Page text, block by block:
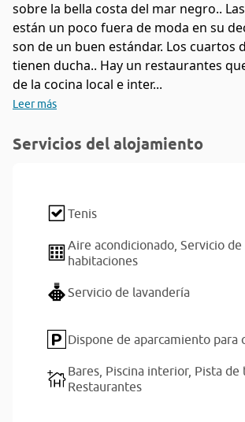
sobre la bella costa del mar negro..
están un poco fuera de moda en su
son de un buen estándar. Los cuartos
tienen ducha.. Hay un restaurantes
de la cocina local e inter...
Leer más
Servicios del alojamiento
Tenis
Aire acondicionado, Servicio de
habitaciones
Servicio de lavandería
Dispone de aparcamiento para
Bares, Piscina interior, Pista de
Restaurantes